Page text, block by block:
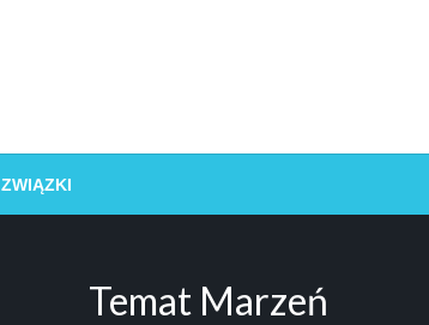
ZWIĄZKI
Temat Marzeń